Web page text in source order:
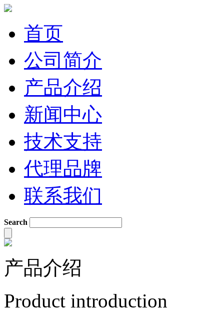
首页
公司简介
产品介绍
新闻中心
技术支持
代理品牌
联系我们
Search
产品介绍
Product introduction